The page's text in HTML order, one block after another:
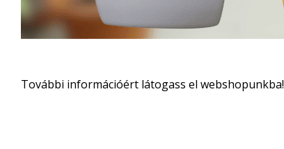
További információért látogass el webshopunkba!